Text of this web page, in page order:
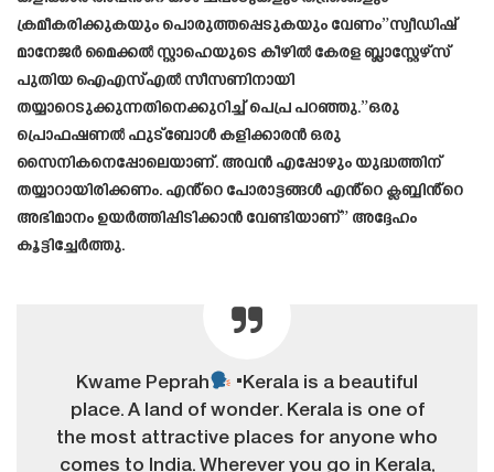
ക്രമീകരിക്കുകയും പൊരുത്തപ്പെടുകയും വേണം”സ്വീഡിഷ്
മാനേജർ മൈക്കൽ സ്റ്റാഹെയുടെ കീഴിൽ കേരള ബ്ലാസ്റ്റേഴ്സ്
പുതിയ ഐഎസ്എൽ സീസണിനായി
തയ്യാറെടുക്കുന്നതിനെക്കുറിച്ച് പെപ്ര പറഞ്ഞു.”ഒരു
പ്രൊഫഷണൽ ഫുട്ബോൾ കളിക്കാരൻ ഒരു
സൈനികനെപ്പോലെയാണ്. അവൻ എപ്പോഴും യുദ്ധത്തിന്
തയ്യാറായിരിക്കണം. എൻ്റെ പോരാട്ടങ്ങൾ എൻ്റെ ക്ലബ്ബിൻ്റെ
അഭിമാനം ഉയർത്തിപ്പിടിക്കാൻ വേണ്ടിയാണ്” അദ്ദേഹം
കൂട്ടിച്ചേർത്തു.
Kwame Peprah
"Kerala is a beautiful
place. A land of wonder. Kerala is one of
the most attractive places for anyone who
comes to India. Wherever you go in Kerala,